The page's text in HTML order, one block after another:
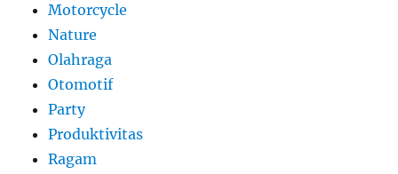
Motorcycle
Nature
Olahraga
Otomotif
Party
Produktivitas
Ragam